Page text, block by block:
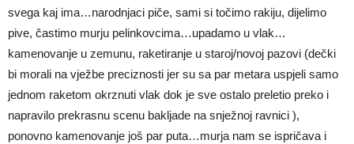
svega kaj ima…narodnjaci piče, sami si točimo rakiju, dijelimo
pive, častimo murju pelinkovcima…upadamo u vlak…
kamenovanje u zemunu, raketiranje u staroj/novoj pazovi (dečki
bi morali na vježbe preciznosti jer su sa par metara uspjeli samo
jednom raketom okrznuti vlak dok je sve ostalo preletio preko i
napravilo prekrasnu scenu bakljade na snježnoj ravnici ),
ponovno kamenovanje još par puta…murja nam se ispričava i